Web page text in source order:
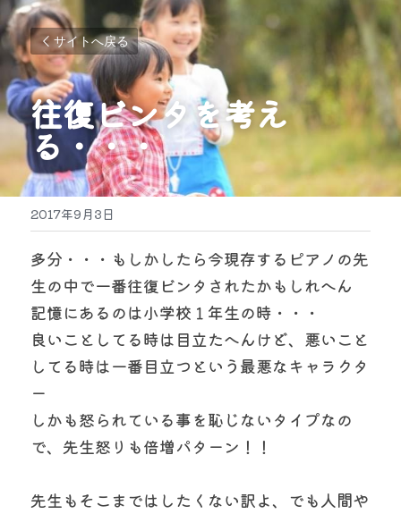
サイトへ戻る
往復ビンタを考え
る・・・
2017年9月3日
多分・・・もしかしたら今現存するピアノの先
生の中で一番往復ビンタされたかもしれへん
記憶にあるのは小学校１年生の時・・・
良いことしてる時は目立たへんけど、悪いこと
してる時は一番目立つという最悪なキャラクタ
ー
しかも怒られている事を恥じないタイプなの
で、先生怒りも倍増パターン！！
先生もそこまではしたくない訳よ、でも人間や